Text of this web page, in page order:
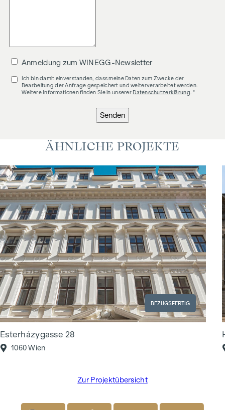
Anmeldung zum WINEGG-Newsletter
Ich bin damit einverstanden, dass meine Daten zum Zwecke der
Bearbeitung der Anfrage gespeichert und weiterverarbeitet werden.
Weitere Informationen finden Sie in unserer Datenschutzerklärung . *
Senden
ÄHNLICHE PROJEKTE
BEZUGSFERTIG
Esterházygasse 28
1060 Wien
Zur Projektübersicht